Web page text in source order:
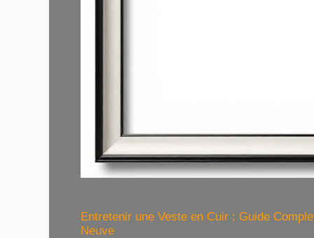
Entretenir une Veste en Cuir : Guide
Neuve